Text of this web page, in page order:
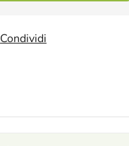
Condividi